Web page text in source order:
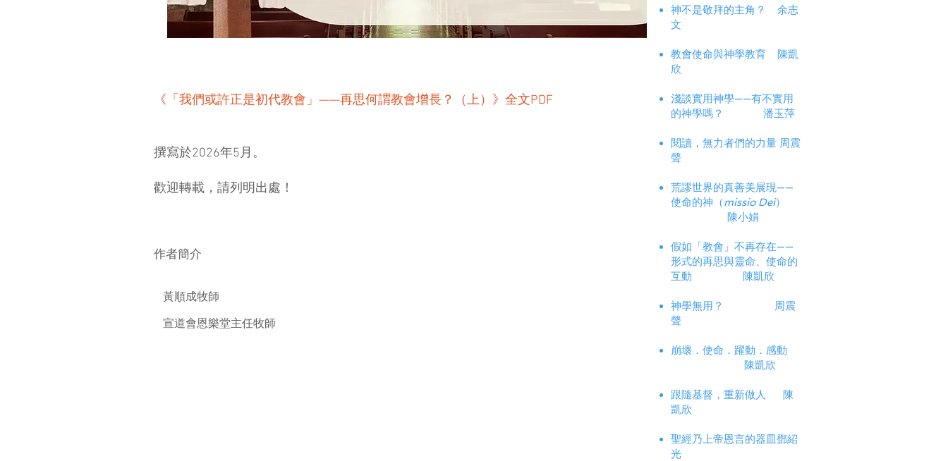
《「我們或許正是初代教會」——再思何謂教會增長？（上）》全文PDF
撰寫於2026年5月。
​歡迎轉載，請列明出處！
​作者簡介
黃順成牧師
宣道會恩樂堂主任牧師
神不是敬拜的主角？ 余志
文
教會使命與神學教育 陳凱
欣
淺談實用神學——有不實用
的神學嗎？ 潘玉萍
閱讀，無力者們的力量 周震
聲
荒謬世界的真善美展現——
使命的神（missio Dei）
陳小娟
假如「教會」不再存在——
形式的再思與靈命、使命的
互動 陳凱欣
神學無用？ 周震
聲
崩壞．使命．躍動．感動
陳凱欣
跟隨基督，重新做人 陳
凱欣
聖經乃上帝恩言的器皿鄧紹
光